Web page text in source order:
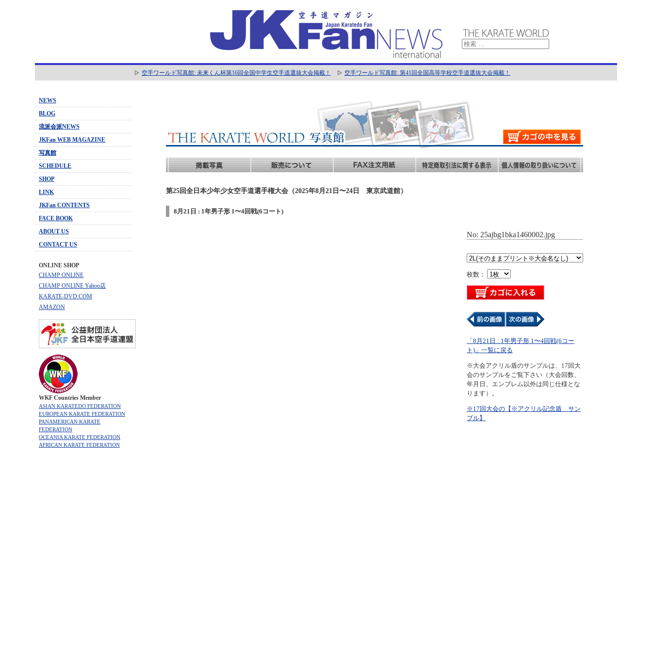
空手ワールド写真館: 未来くん杯第16回全国中学生空手道選抜大会掲載！ 空手ワールド写真館: 第41回全国高等学校空手道選抜大会掲載！
NEWS
BLOG
流派会派NEWS
JKFan WEB MAGAZINE
写真館
SCHEDULE
SHOP
LINK
JKFan CONTENTS
FACE BOOK
ABOUT US
CONTACT US
ONLINE SHOP
CHAMP ONLINE
CHAMP ONLINE Yahoo店
KARATE-DVD.COM
AMAZON
WKF Countries Member
ASIAN KARATEDO FEDERATION
EUROPEAN KARATE FEDERATION
PANAMERICAN KARATE
FEDERATION
OCEANIA KARATE FEDERATION
AFRICAN KARATE FEDERATION
第25回全日本少年少女空手道選手権大会（2025年8月21日〜24日 東京武道館）
8月21日 : 1年男子形 1〜4回戦(6コート)
No: 25ajbg1bka1460002.jpg
枚数：
「8月21日 : 1年男子形 1〜4回戦(6コー
ト)」一覧に戻る
※大会アクリル盾のサンプルは、17回大
会のサンプルをご覧下さい（大会回数、
年月日、エンブレム以外は同じ仕様とな
ります）。
※17回大会の【※アクリル記念盾 サン
プル】